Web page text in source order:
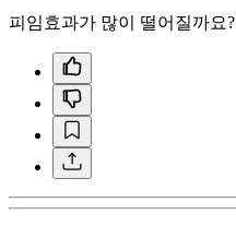
피임효과가 많이 떨어질까요?